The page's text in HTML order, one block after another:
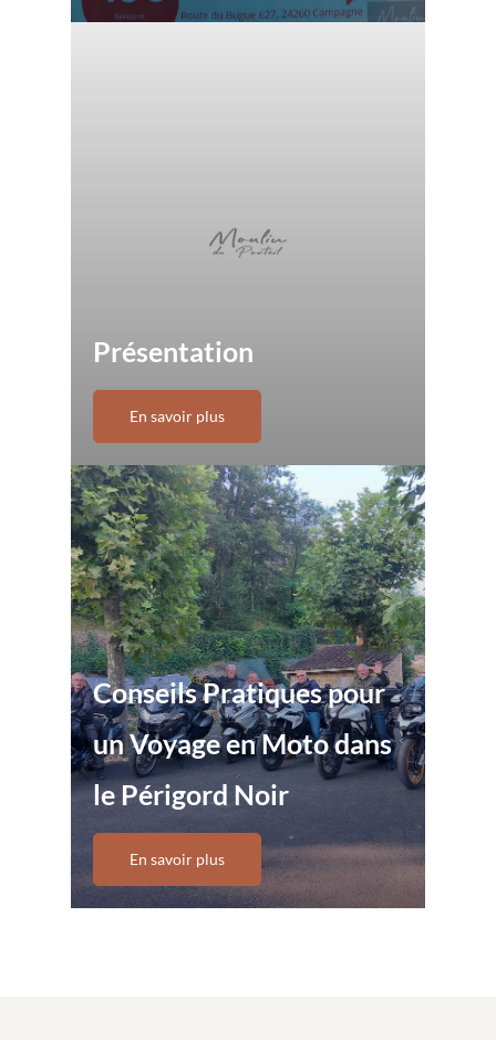
Présentation
En savoir plus
Conseils Pratiques pour
un Voyage en Moto dans
le Périgord Noir
En savoir plus